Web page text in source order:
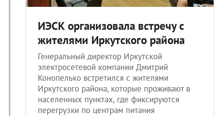
ИЭСК организовала встречу с
жителями Иркутского района
Генеральный директор Иркутской
электросетевой компании Дмитрий
Конопелько встретился с жителями
Иркутского района, которые проживают в
населенных пунктах, где фиксируются
перегрузки по центрам питания